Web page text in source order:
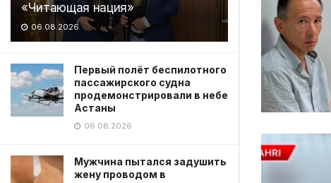
«Читающая нация»
06.08.2026
Первый полёт беспилотного
пассажирского судна
продемонстрировали в небе
Астаны
06.08.2026
Мужчина пытался задушить
жену проводом в